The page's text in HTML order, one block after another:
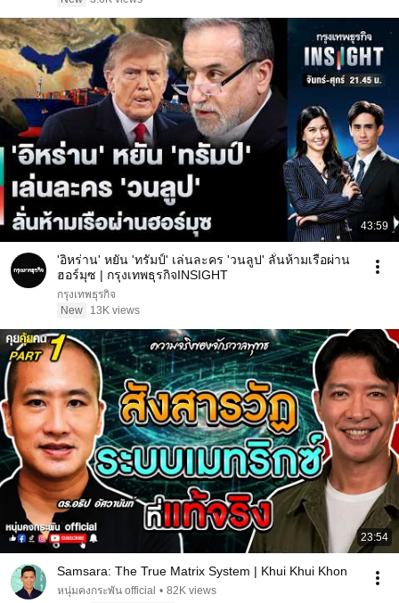
43:59
'อิหร่าน' หยัน 'ทรัมป์' เล่นละคร 'วนลูป' ลั่นห้ามเรือผ่าน
ฮอร์มุซ | กรุงเทพธุรกิจINSIGHT
กรุงเทพธุรกิจ
New
13K views
23:54
Samsara: The True Matrix System | Khui Khui Khon
หนุ่มคงกระพัน official • 82K views